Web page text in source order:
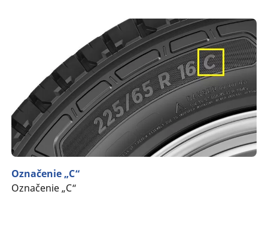
Označenie „C“
Označenie „C“